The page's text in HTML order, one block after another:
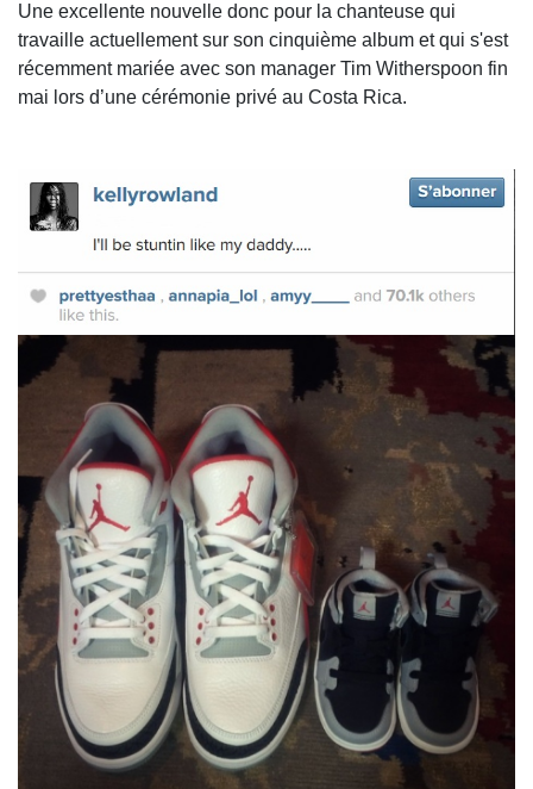
Une excellente nouvelle donc pour la chanteuse qui
travaille actuellement sur son cinquième album et qui s'est
récemment mariée avec son manager Tim Witherspoon fin
mai lors d’une cérémonie privé au Costa Rica.